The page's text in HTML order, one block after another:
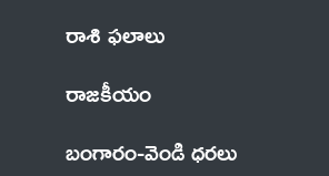
రాశి ఫలాలు
రాజకీయం
బంగారం-వెండి ధరలు